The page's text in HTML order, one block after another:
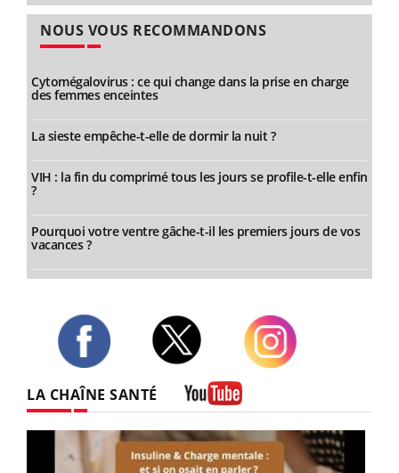
NOUS VOUS RECOMMANDONS
Cytomégalovirus : ce qui change dans la prise en charge
des femmes enceintes
La sieste empêche-t-elle de dormir la nuit ?
VIH : la fin du comprimé tous les jours se profile-t-elle enfin
?
Pourquoi votre ventre gâche-t-il les premiers jours de vos
vacances ?
LA CHAÎNE SANTÉ